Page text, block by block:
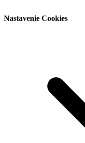
Nastavenie Cookies